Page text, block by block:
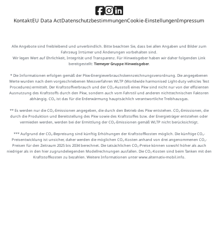
KontaktEU Data ActDatenschutzbestimmungenCookie-EinstellungenImpressum
Alle Angebote sind freibleibend und unverbindlich. Bitte beachten Sie, dass bei allen Angaben und Bilder zum
Fahrzeug Irrtümer und Änderungen vorbehalten sind.
Wir legen Wert auf Ehrlichkeit, Integrität und Transparenz. Für Hinweisgeber haben wir daher folgenden Link
bereitgestellt: Tiemeyer Gruppe Hinweisgeber.
* Die Informationen erfolgen gemäß der Pkw-Energieverbrauchskennzeichnungsverordnung. Die angegebenen
Werte wurden nach dem vorgeschriebenen Messverfahren WLTP (Worldwide harmonised Light-duty vehicles Test
Procedures) ermittelt. Der Kraftstoffverbrauch und der CO₂-Ausstoß eines Pkw sind nicht nur von der effizienten
Ausnutzung des Kraftstoffs durch den Pkw, sondern auch vom Fahrstil und anderen nichttechnischen Faktoren
abhängig. CO₂ ist das für die Erderwärmung hauptsächlich verantwortliche Treibhausgas.
** Es werden nur die CO₂-Emissionen angegeben, die durch den Betrieb des Pkw entstehen. CO₂-Emissionen, die
durch die Produktion und Bereitstellung des Pkw sowie des Kraftstoffes bzw. der Energieträger entstehen oder
vermieden werden, werden bei der Ermittlung der CO₂-Emissionen gemäß WLTP nicht berücksichtigt.
*** Aufgrund der CO₂-Bepreisung sind künftig Erhöhungen der Kraftstoffkosten möglich. Die künftige CO₂-
Preisentwicklung ist unsicher, daher werden die möglichen CO₂-Kosten anhand von drei angenommenen CO₂-
Preisen für den Zeitraum 2025 bis 2034 berechnet. Die tatsächlichen CO₂-Preise können sowohl höher als auch
niedriger als in den hier zugrundeliegenden Modellrechnungen ausfallen. Die CO₂-Kosten sind beim Tanken mit den
Kraftstoffkosten zu bezahlen. Weitere Informationen unter www.alternativ-mobil.info.